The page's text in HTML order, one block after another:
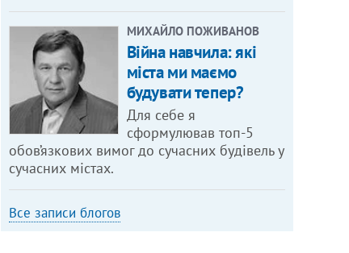
МИХАЙЛО ПОЖИВАНОВ
Війна навчила: які
міста ми маємо
будувати тепер?
Для себе я
сформулював топ-5
обов’язкових вимог до сучасних будівель у
сучасних містах.
Все записи блогов